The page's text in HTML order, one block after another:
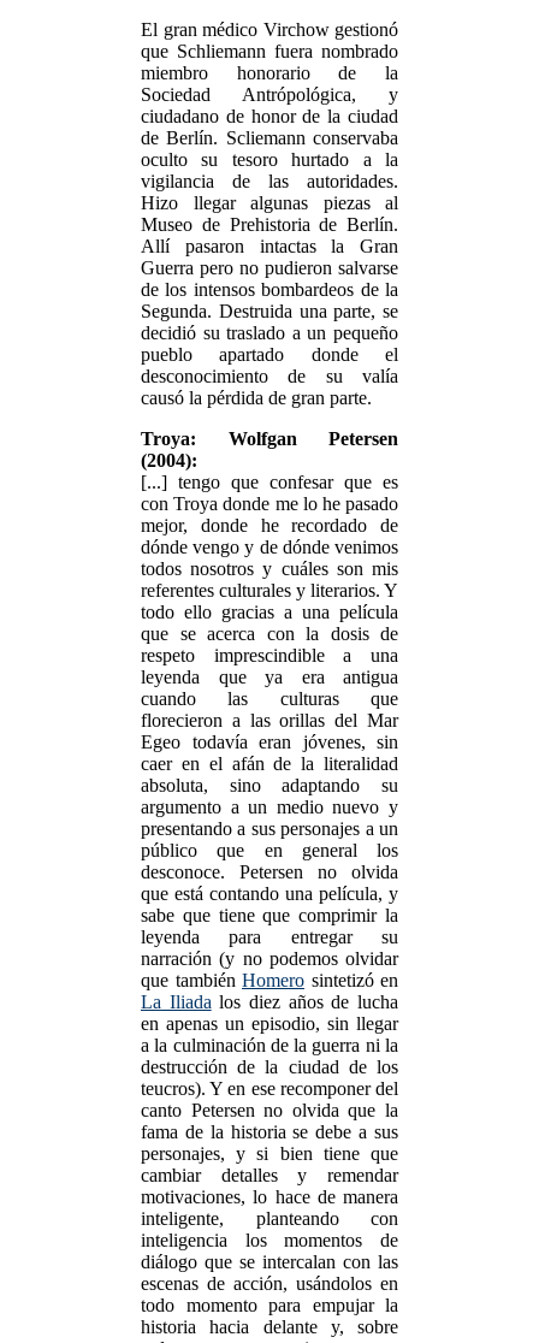
El gran médico Virchow gestionó
que Schliemann fuera nombrado
miembro honorario de la
Sociedad Antrópológica, y
ciudadano de honor de la ciudad
de Berlín. Scliemann conservaba
oculto su tesoro hurtado a la
vigilancia de las autoridades.
Hizo llegar algunas piezas al
Museo de Prehistoria de Berlín.
Allí pasaron intactas la Gran
Guerra pero no pudieron salvarse
de los intensos bombardeos de la
Segunda. Destruida una parte, se
decidió su traslado a un pequeño
pueblo apartado donde el
desconocimiento de su valía
causó la pérdida de gran parte.
Troya: Wolfgan Petersen
(2004):
[...] tengo que confesar que es
con Troya donde me lo he pasado
mejor, donde he recordado de
dónde vengo y de dónde venimos
todos nosotros y cuáles son mis
referentes culturales y literarios. Y
todo ello gracias a una película
que se acerca con la dosis de
respeto imprescindible a una
leyenda que ya era antigua
cuando las culturas que
florecieron a las orillas del Mar
Egeo todavía eran jóvenes, sin
caer en el afán de la literalidad
absoluta, sino adaptando su
argumento a un medio nuevo y
presentando a sus personajes a un
público que en general los
desconoce. Petersen no olvida
que está contando una película, y
sabe que tiene que comprimir la
leyenda para entregar su
narración (y no podemos olvidar
que también Homero sintetizó en
La Iliada los diez años de lucha
en apenas un episodio, sin llegar
a la culminación de la guerra ni la
destrucción de la ciudad de los
teucros). Y en ese recomponer del
canto Petersen no olvida que la
fama de la historia se debe a sus
personajes, y si bien tiene que
cambiar detalles y remendar
motivaciones, lo hace de manera
inteligente, planteando con
inteligencia los momentos de
diálogo que se intercalan con las
escenas de acción, usándolos en
todo momento para empujar la
historia hacia delante y, sobre